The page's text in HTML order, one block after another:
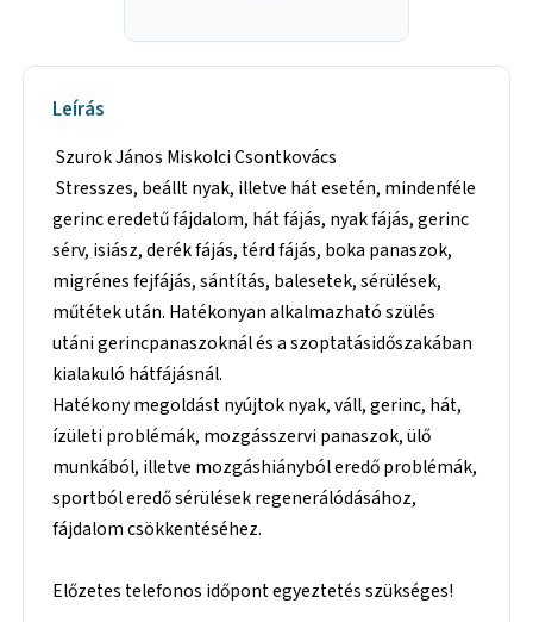
Leírás
Szurok János Miskolci Csontkovács
Stresszes, beállt nyak, illetve hát esetén, mindenféle
gerinc eredetű fájdalom, hát fájás, nyak fájás, gerinc
sérv, isiász, derék fájás, térd fájás, boka panaszok,
migrénes fejfájás, sántítás, balesetek, sérülések,
műtétek után. Hatékonyan alkalmazható szülés
utáni gerincpanaszoknál és a szoptatásidőszakában
kialakuló hátfájásnál.
Hatékony megoldást nyújtok nyak, váll, gerinc, hát,
ízületi problémák, mozgásszervi panaszok, ülő
munkából, illetve mozgáshiányból eredő problémák,
sportból eredő sérülések regenerálódásához,
fájdalom csökkentéséhez.
Előzetes telefonos időpont egyeztetés szükséges!